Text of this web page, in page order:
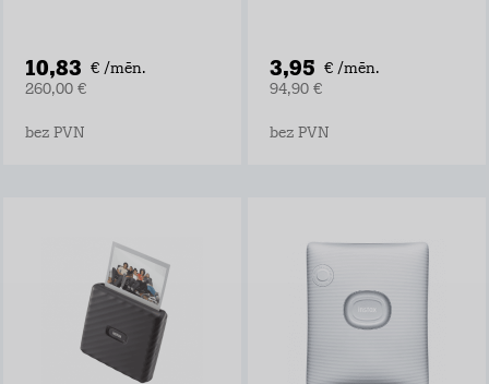
10,83 € /mēn.
260,00 €
bez PVN
3,95 € /mēn.
94,90 €
bez PVN